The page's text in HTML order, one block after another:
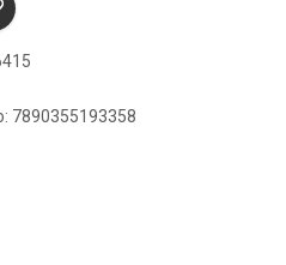
7890355193358